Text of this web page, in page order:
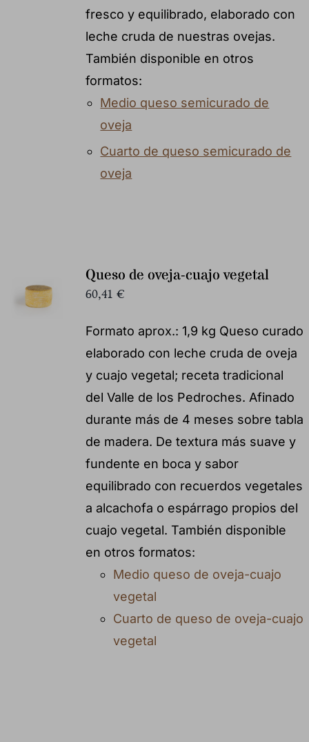
fresco y equilibrado, elaborado con
leche cruda de nuestras ovejas.
También disponible en otros
formatos:
Medio queso semicurado de
oveja
Cuarto de queso semicurado de
oveja
Queso de oveja-cuajo vegetal
60,41 €
Formato aprox.: 1,9 kg Queso curado
elaborado con leche cruda de oveja
y cuajo vegetal; receta tradicional
del Valle de los Pedroches. Afinado
durante más de 4 meses sobre tabla
de madera. De textura más suave y
fundente en boca y sabor
equilibrado con recuerdos vegetales
a alcachofa o espárrago propios del
cuajo vegetal. También disponible
en otros formatos:
Medio queso de oveja-cuajo
vegetal
Cuarto de queso de oveja-cuajo
vegetal